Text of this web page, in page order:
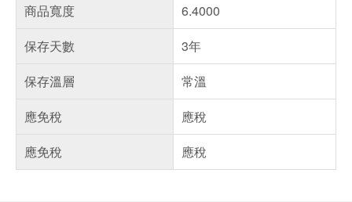
商品寬度
6.4000
保存天數
3年
保存溫層
常溫
應免稅
應稅
應免稅
應稅